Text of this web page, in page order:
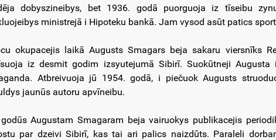
dobyszineibys, bet 1936. godā puorguoja iz tīseibu
ministrejā i Hipoteku bankā. Jam vysod asūt patics
okupacejis laikā Augusts Smagars beja sakaru viersnīks
iz desmit godim izsyutejumā Sibirī. Suokūtneji
Atbreivuoja jū 1954. godā, i piečuok Augusts
jaunūs autoru apvīneibu.
Augustam Smagaram beja vairuokys publikacejis
par dzeivi Sibirī, kas tai ari palics naizdūts. Paraleli